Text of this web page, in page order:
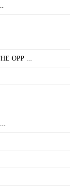
OPP ...